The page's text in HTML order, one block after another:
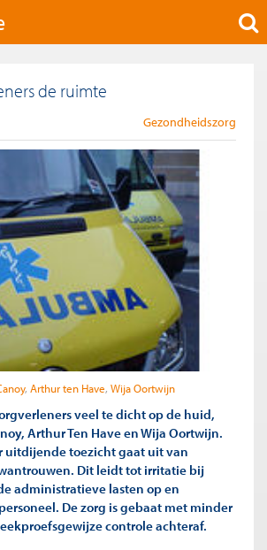
de ruimte
Gezondheidszorg
Arthur ten Have Wija Oortwijn
veel te dicht op de huid,
Arthur Ten Have en Wija Oortwijn.
uitdijende toezicht gaat uit van
Dit leidt tot irritatie bij
administratieve lasten op en
De zorg is gebaat met minder
controle achteraf.